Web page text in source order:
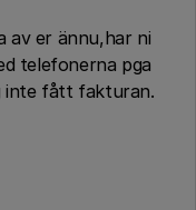
av er ännu,har ni
telefonerna pga
inte fått fakturan.